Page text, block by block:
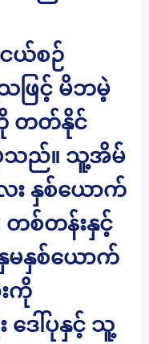
ငယ်စဉ်
ြင့် မိဘမဲ့
ကို တတ်နိုင်
ပံ့သည်။ သူ့အိမ်
နှစ်ယောက်
တစ်တန်းနှင့်
မနှစ်ယောက်
ကို
ဒေါ်ပုနှင့် သူ့